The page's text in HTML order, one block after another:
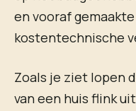
en vooraf
kostentechnische
Zoals je ziet lopen
van een huis flink